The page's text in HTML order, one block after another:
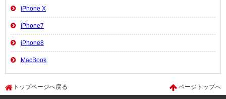
iPhone X
iPhone7
iPhone8
MacBook
トップページへ戻る ページトップへ